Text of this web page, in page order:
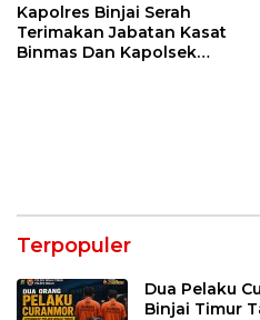
Kapolres Binjai Serah
Terimakan Jabatan Kasat
Binmas Dan Kapolsek
Terpopuler
Dua Pelaku
Binjai Timur